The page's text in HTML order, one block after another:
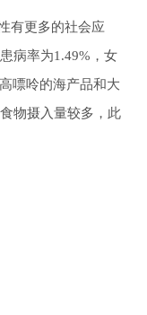
有更多的社会应
病率为1.49%，女
嘌呤的海产品和大
物摄入量较多，此